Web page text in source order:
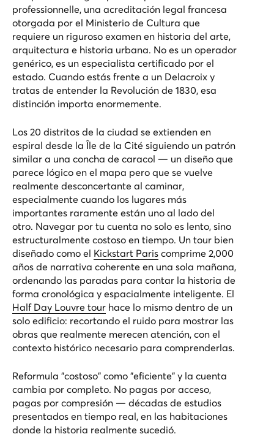
professionnelle, una acreditación legal francesa
otorgada por el Ministerio de Cultura que
requiere un riguroso examen en historia del arte,
arquitectura e historia urbana. No es un operador
genérico, es un especialista certificado por el
estado. Cuando estás frente a un Delacroix y
tratas de entender la Revolución de 1830, esa
distinción importa enormemente.
Los 20 distritos de la ciudad se extienden en
espiral desde la Île de la Cité siguiendo un patrón
similar a una concha de caracol — un diseño que
parece lógico en el mapa pero que se vuelve
realmente desconcertante al caminar,
especialmente cuando los lugares más
importantes raramente están uno al lado del
otro. Navegar por tu cuenta no solo es lento, sino
estructuralmente costoso en tiempo. Un tour bien
diseñado como el Kickstart Paris comprime 2,000
años de narrativa coherente en una sola mañana,
ordenando las paradas para contar la historia de
forma cronológica y espacialmente inteligente. El
Half Day Louvre tour hace lo mismo dentro de un
solo edificio: recortando el ruido para mostrar las
obras que realmente merecen atención, con el
contexto histórico necesario para comprenderlas.
Reformula "costoso" como "eficiente" y la cuenta
cambia por completo. No pagas por acceso,
pagas por compresión — décadas de estudios
presentados en tiempo real, en las habitaciones
donde la historia realmente sucedió.